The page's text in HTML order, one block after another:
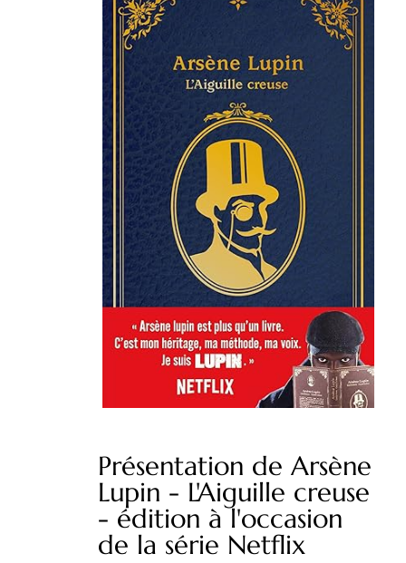
Présentation de Arsène
Lupin - L'Aiguille creuse
- édition à l'occasion
de la série Netflix